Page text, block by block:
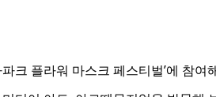
크 플라워 마스크 페스티벌’에 참여